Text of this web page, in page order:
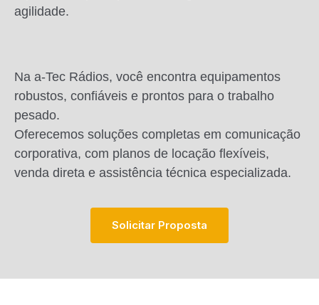
agilidade.
Na a-Tec Rádios, você encontra equipamentos
robustos, confiáveis e prontos para o trabalho
pesado.
Oferecemos soluções completas em comunicação
corporativa, com planos de locação flexíveis,
venda direta e assistência técnica especializada.
SOLICITAR PROPOSTA